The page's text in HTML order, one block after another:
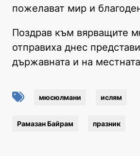
пожелават мир и
Поздрав към вярващите
отправиха днес
държавната и на
мюсюлмани ислям
Рамазан Байрам празник